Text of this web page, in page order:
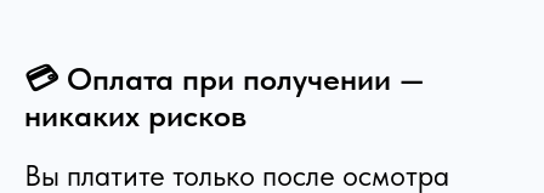
💳 Оплата при получении —
никаких рисков
Вы платите только после осмотра